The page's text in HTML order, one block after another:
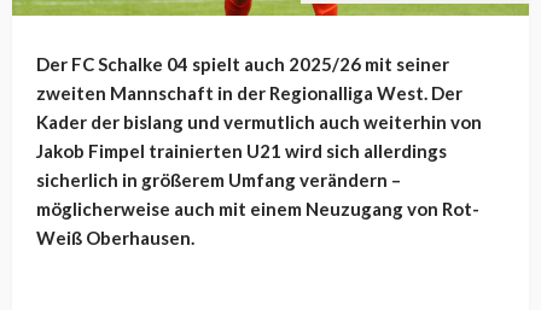
Der FC Schalke 04 spielt auch 2025/26 mit seiner
zweiten Mannschaft in der Regionalliga West. Der
Kader der bislang und vermutlich auch weiterhin von
Jakob Fimpel trainierten U21 wird sich allerdings
sicherlich in größerem Umfang verändern –
möglicherweise auch mit einem Neuzugang von Rot-
Weiß Oberhausen.